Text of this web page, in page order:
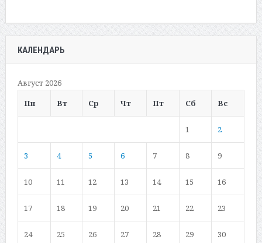
КАЛЕНДАРЬ
Август 2026
Пн
Вт Ср Чт Пт Сб Вс
1 2
3 4 5 6 7 8 9
10 11 12 13 14 15 16
17 18 19 20 21 22 23
24 25 26 27 28 29 30